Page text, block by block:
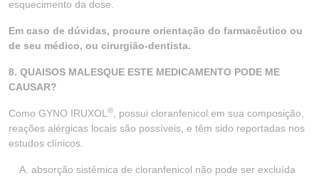
esquecimento da dose.
Em caso de dúvidas, procure orientação do farmacêutico ou
de seu médico, ou cirurgião-dentista.
8. QUAISOS MALESQUE ESTE MEDICAMENTO PODE ME
CAUSAR?
Como GYNO IRUXOL ®
, possui cloranfenicol em sua composição,
reações alérgicas locais são possíveis, e têm sido reportadas nos
estudos clínicos.
absorção sistêmica de cloranfenicol não pode ser excluída